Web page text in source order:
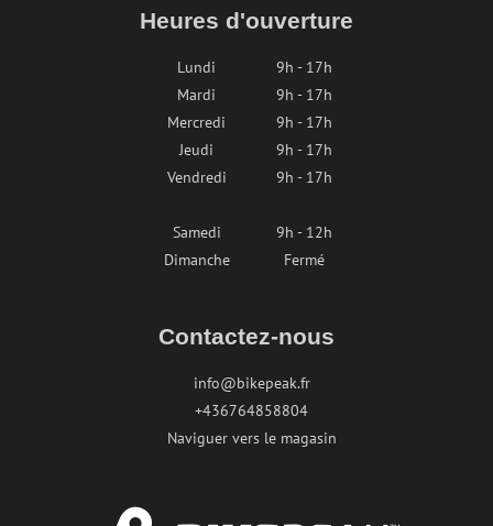
Heures d'ouverture
Lundi
9h - 17h
Mardi
9h - 17h
Mercredi
9h - 17h
Jeudi
9h - 17h
Vendredi
9h - 17h
Samedi
9h - 12h
Dimanche
Fermé
Contactez-nous
info@bikepeak.fr
+436764858804
Naviguer vers le magasin